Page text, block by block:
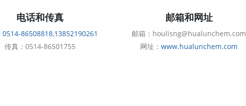
电话和传真
0514-86508818,13852190261
传真：0514-86501755
邮箱和网址
邮箱：houlisng@hualunchem.com
网址： www.hualunchem.com